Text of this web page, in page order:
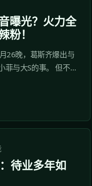
曝光？火力全
粉！
26晚，葛斯齐爆出与
菲与大S的事。 但不
仿小虎队唱跳...64岁
...
待业多年如